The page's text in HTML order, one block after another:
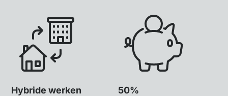
Hybride werken
50%